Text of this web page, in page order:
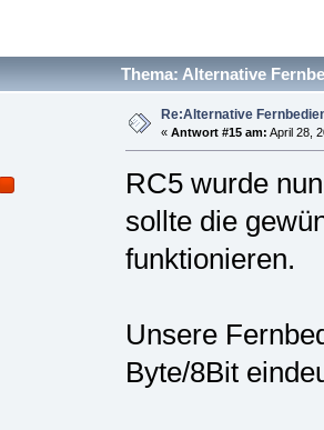
Thema: Alternative
Re:Alternative
« Antwort #15 am: April 28,
RC5 wurde
sollte die
funktionieren.
Unsere
Byte/8Bit